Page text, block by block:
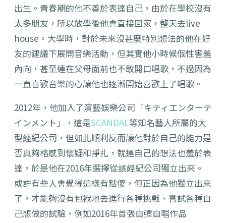
出生。青春期的他不善於表達自己，由於在學校沒有
太多朋友，所以放學後他會直接回家，整天去live
house。大學時，對於未來沒甚麼特別想法的他在好
友的建議下展開音樂活動，但其實他小時候個性害羞
內向，甚至連在父母面前也不敢開口唱歌，不過因為
一直喜歡音樂的心讓他也逐漸開始喜歡上了唱歌。
2012年，他加入了演藝娛樂公司「キティエンターテ
インメント」，這是SCANDAL等知名藝人所屬的大
型經紀公司，但如此順利反而讓他對於自己的能力是
否真夠格感到懷疑和掙扎，就連自己的想法也羞於表
達，於是他在2016年選擇從該經紀公司獨立出來。
或許有些人會覺得這樣有點傻，但正因為他獨立出來
了，才能夠沒有包袱地去進行各種挑戰、嘗試各種自
己想做的試驗，例如2016年首張自彈自唱作品